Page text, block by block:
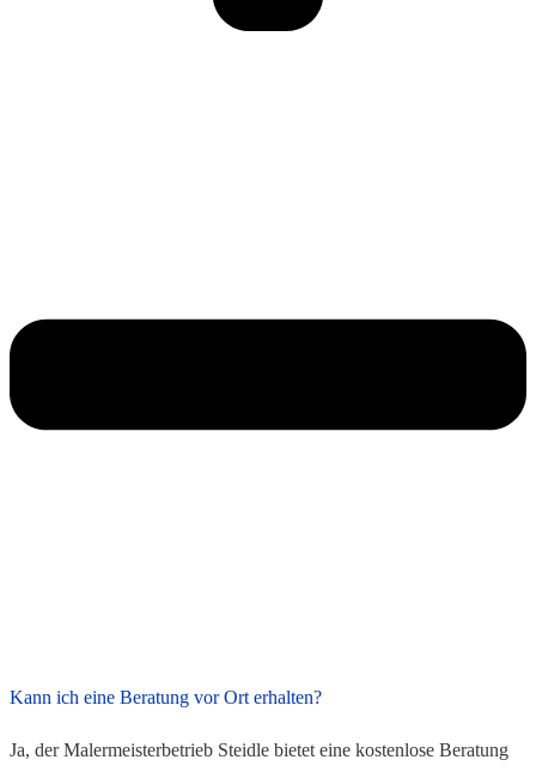
Kann ich eine Beratung vor Ort erhalten?
Ja, der Malermeisterbetrieb Steidle bietet eine kostenlose Beratung